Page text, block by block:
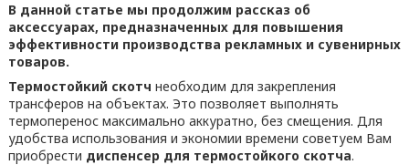
В данной статье мы продолжим рассказ об
аксессуарах, предназначенных для повышения
эффективности производства рекламных и сувенирных
товаров.
Термостойкий скотч необходим для закрепления
трансферов на объектах. Это позволяет выполнять
термоперенос максимально аккуратно, без смещения. Для
удобства использования и экономии времени советуем Вам
приобрести диспенсер для термостойкого скотча.